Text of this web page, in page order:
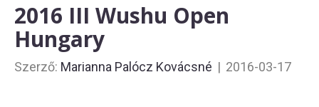
2016 III Wushu Open
Hungary
Szerző: Marianna Palócz Kovácsné | 2016-03-17